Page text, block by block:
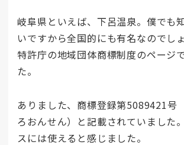
岐阜県といえば、下呂温泉。僕でも
いですから全国的にも有名なのでし
特許庁の地域団体商標制度のページ
た。
ありました、商標登録第5089421
ろおんせん）と記載されていました
スには使えると感じました。